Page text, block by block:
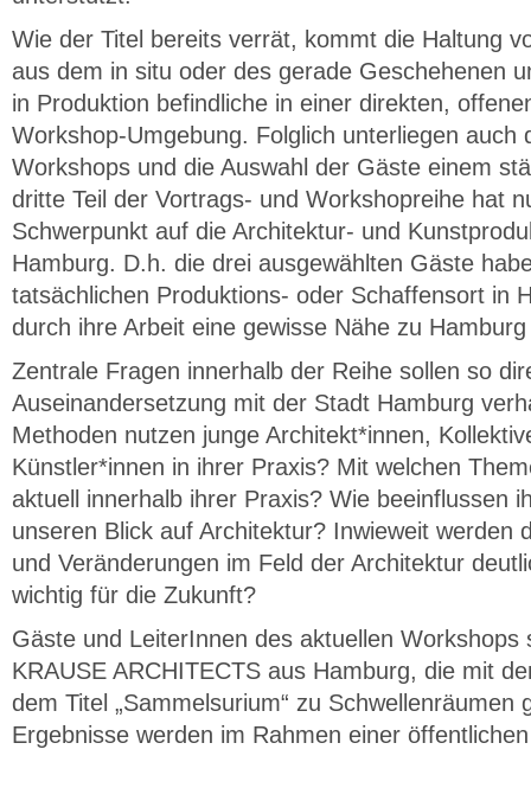
Wie der Titel bereits verrät, kommt die Haltung
aus dem in situ oder des gerade Geschehenen
in Produktion befindliche in einer direkten,
Workshop-Umgebung. Folglich unterliegen auch
Workshops und die Auswahl der Gäste einem
dritte Teil der Vortrags- und Workshopreihe hat
Schwerpunkt auf die Architektur- und
Hamburg. D.h. die drei ausgewählten Gäste
tatsächlichen Produktions- oder Schaffensort in
durch ihre Arbeit eine gewisse Nähe zu
Zentrale Fragen innerhalb der Reihe sollen so
Auseinandersetzung mit der Stadt Hamburg
Methoden nutzen junge Architekt*innen,
Künstler*innen in ihrer Praxis? Mit welchen
aktuell innerhalb ihrer Praxis? Wie beeinflussen
unseren Blick auf Architektur? Inwieweit werden
und Veränderungen im Feld der Architektur
wichtig für die Zukunft?
Gäste und LeiterInnen des aktuellen Workshops
KRAUSE ARCHITECTS aus Hamburg, die mit
dem Titel „Sammelsurium“ zu Schwellenräumen
Ergebnisse werden im Rahmen einer